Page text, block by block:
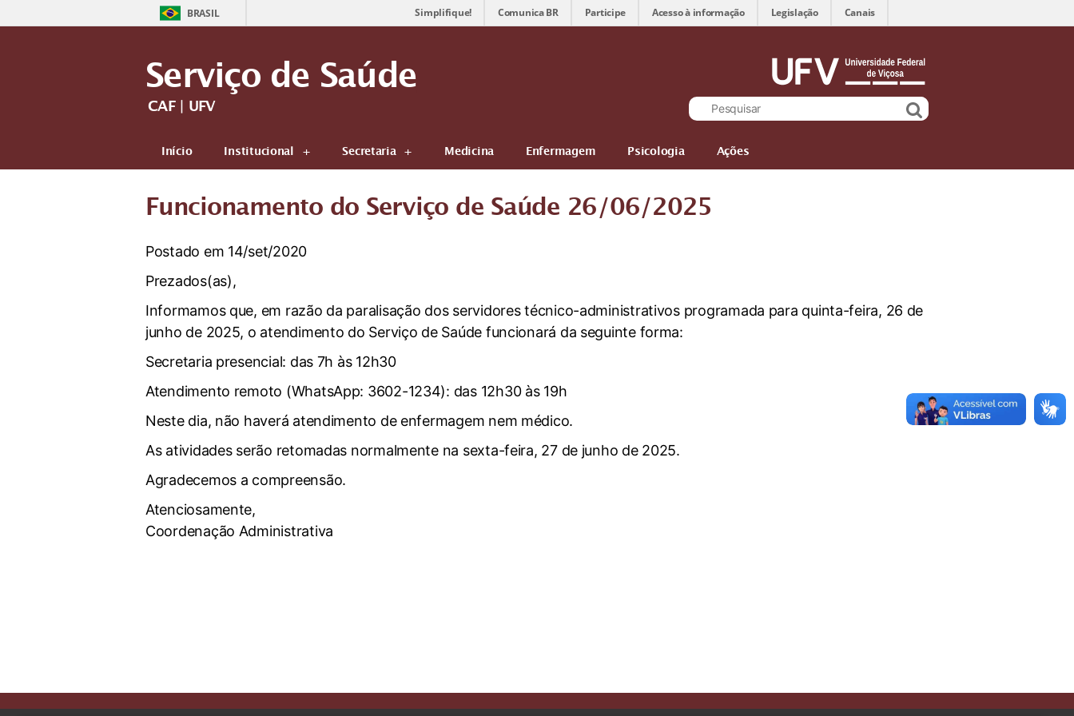
BRASIL Simplifique! Comunica BR Participe Acesso à informação Legislação Canais
Serviço de Saúde
CAF | UFV
Início Institucional Secretaria Medicina Enfermagem Psicologia Ações
Funcionamento do Serviço de Saúde 26/06/2025
Postado em 14/set/2020
Prezados(as),
Informamos que, em razão da paralisação dos servidores técnico-administrativos programada para quinta-feira, 26 de
junho de 2025, o atendimento do Serviço de Saúde funcionará da seguinte forma:
Secretaria presencial: das 7h às 12h30
Atendimento remoto (WhatsApp: 3602-1234): das 12h30 às 19h
Neste dia, não haverá atendimento de enfermagem nem médico.
As atividades serão retomadas normalmente na sexta-feira, 27 de junho de 2025.
Agradecemos a compreensão.
Atenciosamente,
Coordenação Administrativa